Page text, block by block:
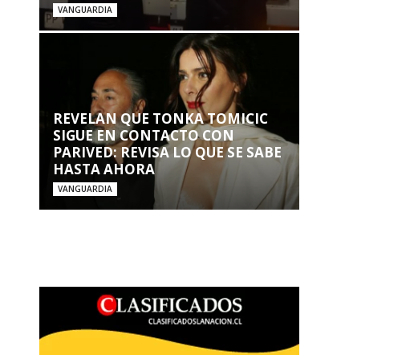
VANGUARDIA
REVELAN QUE TONKA TOMICIC
SIGUE EN CONTACTO CON
PARIVED: REVISA LO QUE SE SABE
HASTA AHORA
VANGUARDIA